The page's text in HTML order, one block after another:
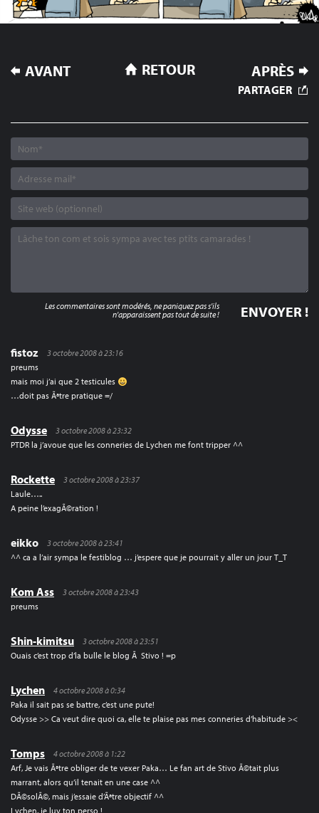
NAVIGATION
DE
AVANT APRÈS
RETOUR
PARTAGER
fistoz
3 octobre 2008 à 23:16
preums
mais moi j’ai que 2 testicules
…doit pas Ãªtre pratique =/
Odysse
3 octobre 2008 à 23:32
PTDR la j’avoue que les conneries de Lychen me font tripper ^^
Rockette
3 octobre 2008 à 23:37
Laule…..
A peine l’exagÃ©ration !
eikko
3 octobre 2008 à 23:41
^^ ca a l’air sympa le festiblog … j’espere que je pourrait y aller un jour T_T
Kom Ass
3 octobre 2008 à 23:43
preums
Shin-kimitsu
3 octobre 2008 à 23:51
Ouais c’est trop d’la bulle le blog Ã Stivo ! =p
Lychen
4 octobre 2008 à 0:34
Paka il sait pas se battre, c’est une pute!
Odysse >> Ca veut dire quoi ca, elle te plaise pas mes conneries d’habitude ><
Tomps
4 octobre 2008 à 1:22
Arf, Je vais Ãªtre obliger de te vexer Paka… Le fan art de Stivo Ã©tait plus
marrant, alors qu’il tenait en une case ^^
DÃ©solÃ©, mais j’essaie d’Ãªtre objectif ^^
Lychen, je luv ton perso !
Les commentaires sont modérés, ne paniquez pas s'ils
n'apparaissent pas tout de suite !